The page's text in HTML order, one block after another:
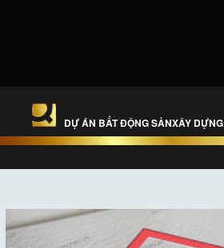
DỰ ÁN BẤT ĐỘNG SẢNXÂY DỰNG